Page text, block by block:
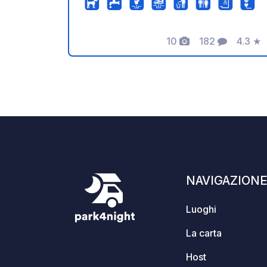
accogliente. La nostra nuova area di
dimensioni è un punto di forza,
offrendo un ingresso facile e comodo.
10
Foto
182
Commenti
4.3 ★
NAVIGAZIONE
Luoghi
La carta
Host